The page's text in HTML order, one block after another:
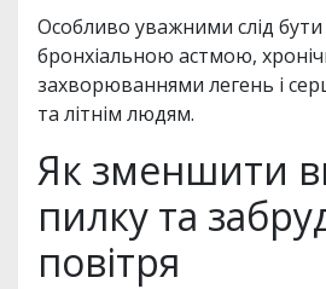
Особливо уважними слід
бронхіальною астмою,
захворюваннями легень і
та літнім людям.
Як зменшити
пилку та
повітря